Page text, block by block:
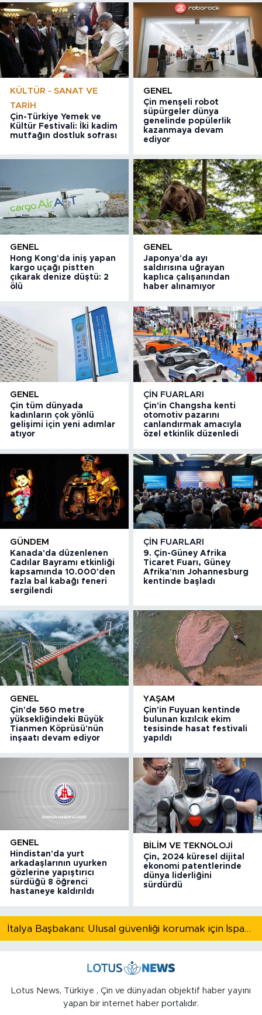
KÜLTÜR - SANAT VE
TARIH
Çin-Türkiye Yemek ve
Kültür Festivali: İki kadim
mutfağın dostluk sofrası
GENEL
Çin menşeli robot
süpürgeler dünya
genelinde popülerlik
kazanmaya devam
ediyor
GENEL
Hong Kong'da iniş yapan
kargo uçağı pistten
çıkarak denize düştü: 2
ölü
GENEL
Japonya'da ayı
saldırısına uğrayan
kaplıca çalışanından
haber alınamıyor
GENEL
Çin tüm dünyada
kadınların çok yönlü
gelişimi için yeni adımlar
atıyor
ÇIN FUARLARI
Çin'in Changsha kenti
otomotiv pazarını
canlandırmak amacıyla
özel etkinlik düzenledi
GÜNDEM
Kanada'da düzenlenen
Cadılar Bayramı etkinliği
kapsamında 10.000'den
fazla bal kabağı feneri
sergilendi
ÇIN FUARLARI
9. Çin-Güney Afrika
Ticaret Fuarı, Güney
Afrika'nın Johannesburg
kentinde başladı
GENEL
Çin'de 560 metre
yüksekliğindeki Büyük
Tianmen Köprüsü'nün
inşaatı devam ediyor
YAŞAM
Çin'in Fuyuan kentinde
bulunan kızılcık ekim
tesisinde hasat festivali
yapıldı
GENEL
Hindistan'da yurt
arkadaşlarının uyurken
gözlerine yapıştırıcı
sürdüğü 8 öğrenci
hastaneye kaldırıldı
BILIM VE TEKNOLOJI
Çin, 2024 küresel dijital
ekonomi patentlerinde
dünya liderliğini
sürdürdü
İtalya Başbakanı: Ulusal güvenliği korumak için İspanya ile Schengen kapsamındaki serbest dolaşımı askıya alıyoruz
Lotus News, Türkiye , Çin ve dünyadan objektif haber yayını
yapan bir internet haber portalıdır.